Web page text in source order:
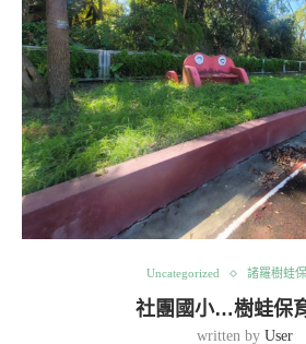
Uncategorized 諸羅樹蛙
社團國小…樹蛙保
written by User